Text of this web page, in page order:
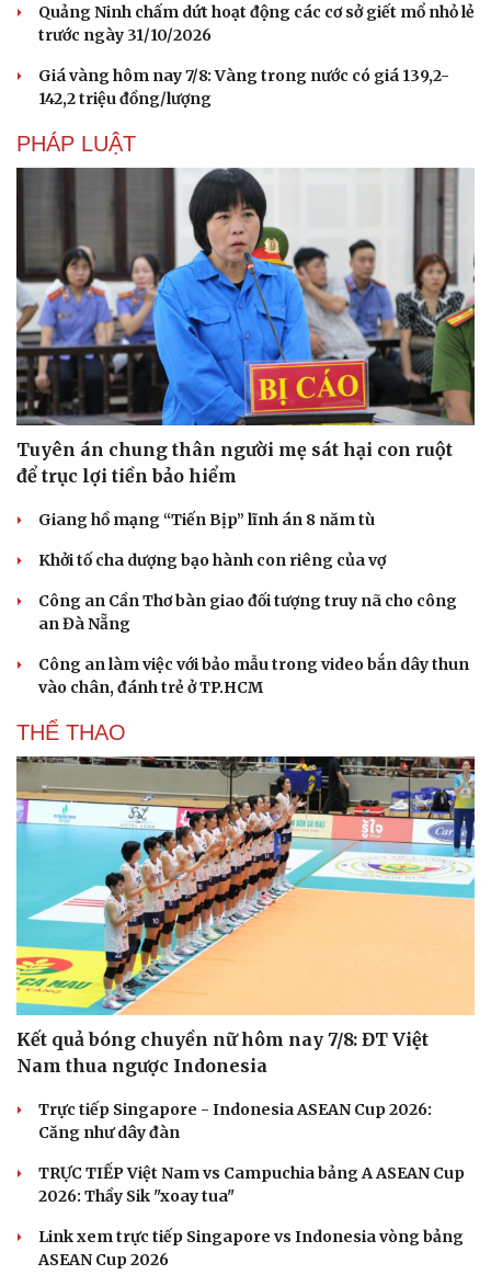
Văn hóa
Sân khấu - Điện ảnh
Văn học
Di sản
Nghệ sĩ
Thời trang
Quảng Ninh chấm dứt hoạt động các cơ sở giết mổ nhỏ lẻ
trước ngày 31/10/2026
Giá vàng hôm nay 7/8: Vàng trong nước có giá 139,2-
142,2 triệu đồng/lượng
PHÁP LUẬT
Tuyên án chung thân người mẹ sát hại con ruột
để trục lợi tiền bảo hiểm
Giang hồ mạng “Tiến Bịp” lĩnh án 8 năm tù
Khởi tố cha dượng bạo hành con riêng của vợ
Công an Cần Thơ bàn giao đối tượng truy nã cho công
an Đà Nẵng
Công an làm việc với bảo mẫu trong video bắn dây thun
vào chân, đánh trẻ ở TP.HCM
THỂ THAO
Kết quả bóng chuyền nữ hôm nay 7/8: ĐT Việt
Nam thua ngược Indonesia
Trực tiếp Singapore - Indonesia ASEAN Cup 2026:
Căng như dây đàn
TRỰC TIẾP Việt Nam vs Campuchia bảng A ASEAN Cup
2026: Thầy Sik "xoay tua"
Link xem trực tiếp Singapore vs Indonesia vòng bảng
ASEAN Cup 2026